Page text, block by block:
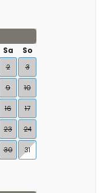
Sa
So
2 3
9 10
16 17
23 24
30 31